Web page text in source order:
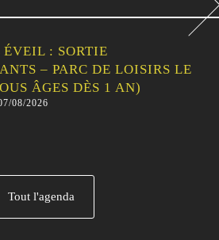
: SORTIE
– PARC DE LOISIRS LE
ÂGES DÈS 1 AN)
08/2026
Tout l'agenda